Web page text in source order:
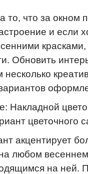
то, что за окном
и если
красками,
Обновить
несколько
Накладной
цветочного
акцентирует
любом
на ней.